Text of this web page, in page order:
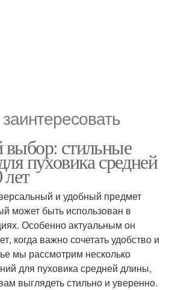
стильные
пуховика средней
и удобный предмет
может быть использован в
Особенно актуальным он
когда важно сочетать удобство и
мы рассмотрим несколько
для пуховика средней длины,
выглядеть стильно и уверенно.